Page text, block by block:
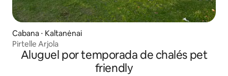
Cabana ⋅ Kaltanėnai
Pirtelle Arjola
Aluguel por temporada de chalés pet
friendly